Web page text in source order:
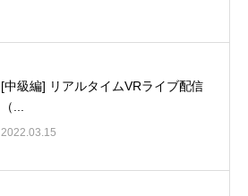
[中級編] リアルタイムVRライブ配信
（...
2022.03.15